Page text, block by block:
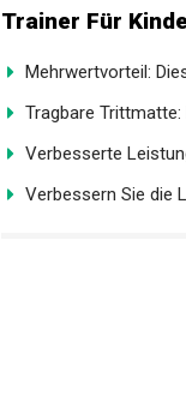
Trainer Für
Mehrwertvorteil:
Tragbare
Verbesserte
Verbessern Sie die